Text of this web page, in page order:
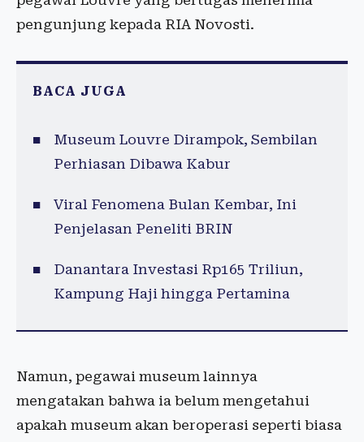
pengunjung kepada RIA Novosti.
BACA JUGA
Museum Louvre Dirampok, Sembilan
Perhiasan Dibawa Kabur
Viral Fenomena Bulan Kembar, Ini
Penjelasan Peneliti BRIN
Danantara Investasi Rp165 Triliun,
Kampung Haji hingga Pertamina
Namun, pegawai museum lainnya
mengatakan bahwa ia belum mengetahui
apakah museum akan beroperasi seperti biasa